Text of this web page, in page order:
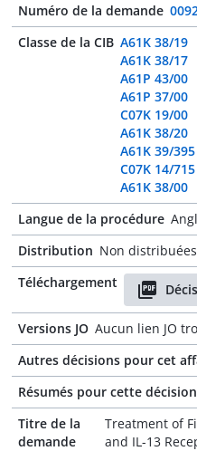
Numéro de la demande
Classe de la CIB A61K 38/19
A61K 38/17
A61P 43/00
A61P 37/00
C07K 19/00
A61K 38/20
A61K 39/395
C07K 14/715
A61K 38/00
Langue de la procédure
Distribution Non
Téléchargement
Versions JO Aucun lien JO
Autres décisions pour cet
Résumés pour cette décision
Titre de la
demande
Treatment of
and IL-13